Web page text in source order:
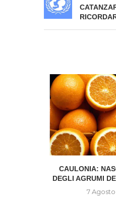
CAULONIA:
DEGLI AGRUMI
7